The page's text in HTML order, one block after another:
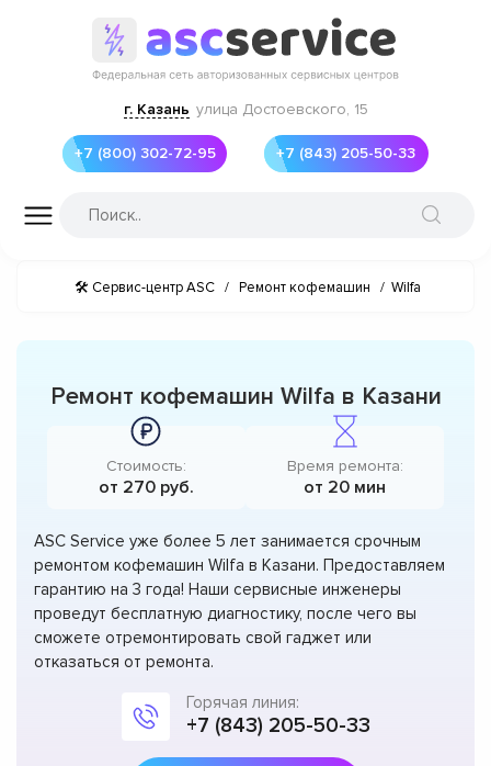
г. Казань улица Достоевского, 15
+7 (800) 302-72-95 +7 (843) 205-50-33
🛠 Сервис-центр ASC / Ремонт кофемашин / Wilfa
Ремонт кофемашин Wilfa в Казани
Стоимость:
от 270 руб.
Время ремонта:
от 20 мин
ASC Service уже более 5 лет занимается срочным
ремонтом кофемашин Wilfa в Казани. Предоставляем
гарантию на 3 года! Наши сервисные инженеры
проведут бесплатную диагностику, после чего вы
сможете отремонтировать свой гаджет или
отказаться от ремонта.
Горячая линия:
+7 (843) 205-50-33